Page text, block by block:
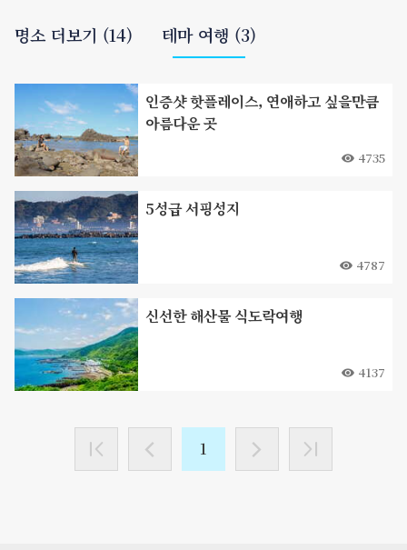
명소 더보기 (14) 테마 여행 (3)
인증샷 핫플레이스, 연애하고 싶을만큼
아름다운 곳
4735
5성급 서핑성지
4787
신선한 해산물 식도락여행
4137
1